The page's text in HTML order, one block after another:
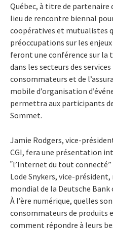
Québec, à titre de partenaire
lieu de rencontre biennal
coopératives et mutualistes
préoccupations sur les enjeux
feront une conférence sur
dans les secteurs des
consommateurs et de
mobile d’organisation
permettra aux participants
Sommet.
Jamie Rodgers, vice-
CGI, fera une présentation
‟l’Internet du tout connecté”
Lode Snykers, vice-
mondial de la Deutsche Bank
À l’ère numérique, quelles
consommateurs de produits
comment répondre à leurs